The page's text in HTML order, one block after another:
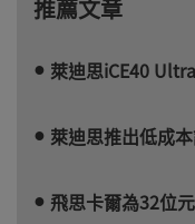
推薦文章
萊迪思iCE40
萊迪思推出低成
飛思卡爾為32位